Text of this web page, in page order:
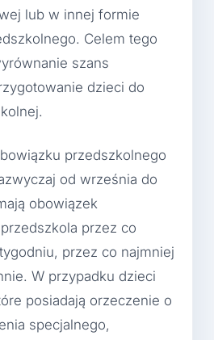
lub w innej formie
Celem tego
szans
dzieci do
przedszkolnego
od września do
obowiązek
przez co
przez co najmniej
W przypadku dzieci
posiadają orzeczenie o
specjalnego,